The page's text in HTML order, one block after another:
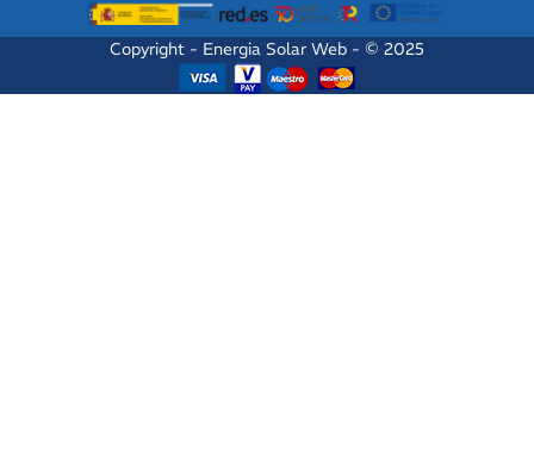
Copyright - Energia Solar Web - © 2025